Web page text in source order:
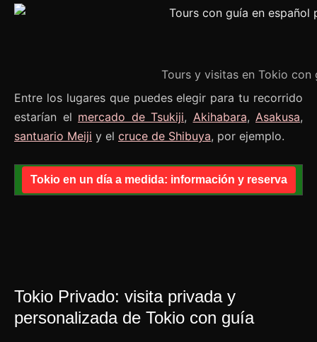
Tours y visitas en Tokio con
Entre los lugares que puedes elegir para tu recorrido
estarían el mercado de Tsukiji, Akihabara, Asakusa,
santuario Meiji y el cruce de Shibuya, por ejemplo.
Tokio en un día a medida: información y reserva
Tokio Privado: visita privada y
personalizada de Tokio con guía